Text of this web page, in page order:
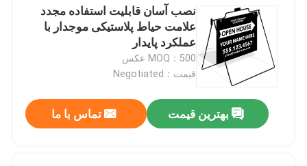
ورق کروپلاست
ورق کورفلوت
ورق توخالی PP
نصب آسان قابلیت استفاده مجدد
علامت حیاط پلاستیکی موجدار با
عملکرد پایدار
MOQ：500 عکس
قیمت：Negotiated
بهترین قیمت تماس با ما